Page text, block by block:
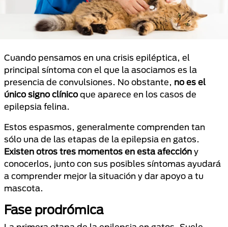
Cuando pensamos en una crisis epiléptica, el
principal síntoma con el que la asociamos es la
presencia de convulsiones. No obstante, no es el
único signo clínicoque aparece en los casos de
epilepsia felina.
Estos espasmos, generalmente comprenden tan
sólo una de las etapas de la epilepsia en gatos.
Existen otros tres momentos en esta afección y
conocerlos, junto con sus posibles síntomas ayudará
a comprender mejor la situación y dar apoyo a tu
mascota.
Fase prodrómica